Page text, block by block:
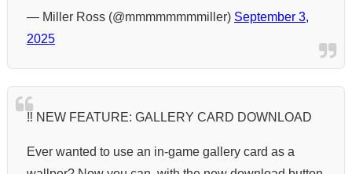
— Miller Ross (@mmmmmmmmiller) September 3,
2025
‼️ NEW FEATURE: GALLERY CARD DOWNLOAD
Ever wanted to use an in-game gallery card as a